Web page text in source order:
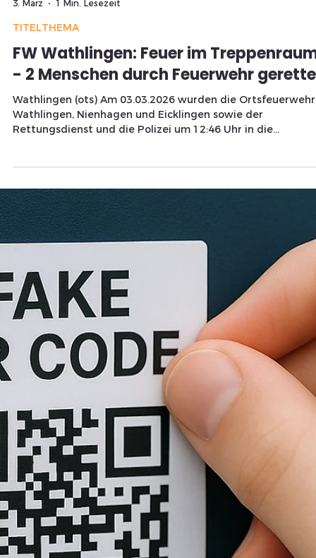
Redaktions Team
3. März
1 Min. Lesezeit
TITELTHEMA
- 2 Menschen durch Feuerwehr
Wathlingen (ots) Am 03.03.2026 wurden die
Wathlingen, Nienhagen und Eicklingen sowie der
Rettungsdienst und die Polizei um 12:46 Uhr in die
Bahnhoftstraße in Wathlingen alarmiert. Nach der ersten
Meldung sollte es hier zu einem Feuer in einem Gebäude
gekommen sein, in dem sich noch mehrere Menschen
befänden. Nach wenigen Minuten trafen die ersten
Einsatzkräfte ein und konnten eine Rauchentwicklung aus
dem Gebäude sowie mehrere Personen an den Fenstern
feststel